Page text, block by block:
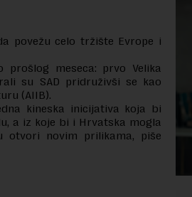
povežu celo tržište Evrope i
meseca: prvo Velika
su SAD pridruživši se kao
(AIIB).
kineska inicijativa koja bi
a iz koje bi i Hrvatska mogla
otvori novim prilikama, piše